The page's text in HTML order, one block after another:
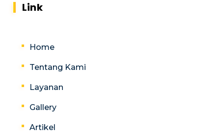
Link
Home
Tentang Kami
Layanan
Gallery
Artikel